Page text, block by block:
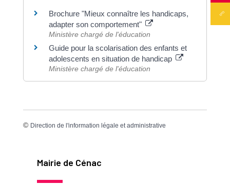
Brochure "Mieux connaître les handicaps,
adapter son comportement"
Ministère chargé de l'éducation
Guide pour la scolarisation des enfants et
adolescents en situation de handicap
Ministère chargé de l'éducation
© Direction de l'information légale et administrative
Mairie de Cénac